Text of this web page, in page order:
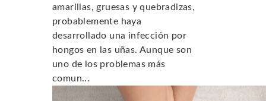
amarillas, gruesas y quebradizas,
probablemente haya
desarrollado una infección por
hongos en las uñas. Aunque son
uno de los problemas más
comun...